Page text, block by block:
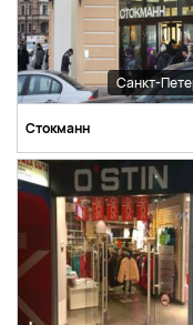
Санкт-
Стокманн